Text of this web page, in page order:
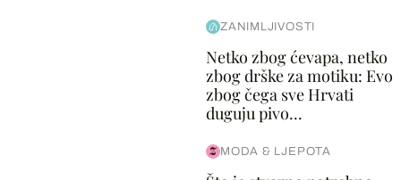
ZANIMLJIVOSTI
Netko zbog ćevapa, netko
zbog drške za motiku: Evo
zbog čega sve Hrvati
duguju pivo...
MODA & LJEPOTA